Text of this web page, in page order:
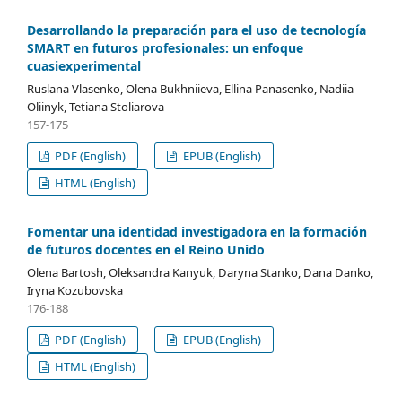
Desarrollando la preparación para el uso de tecnología
SMART en futuros profesionales: un enfoque
cuasiexperimental
Ruslana Vlasenko, Olena Bukhniieva, Ellina Panasenko, Nadiia
Oliinyk, Tetiana Stoliarova
157-175
PDF (English)
EPUB (English)
HTML (English)
Fomentar una identidad investigadora en la formación
de futuros docentes en el Reino Unido
Olena Bartosh, Oleksandra Kanyuk, Daryna Stanko, Dana Danko,
Iryna Kozubovska
176-188
PDF (English)
EPUB (English)
HTML (English)